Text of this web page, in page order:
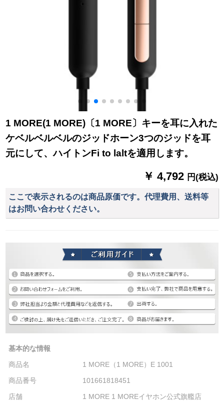
1 MORE(1 MORE)〔1 MORE〕キーを耳に入れた
ケベルベルベルのジッドホーン3つのジッドを耳
元にして、ハイトンFi to laltを適用します。
￥ 4,792 円(税込)
ここで表示されるのは商品原価です。代理費用、送料等
はお問い合わせください。
基本的な情報
商品名
1 MORE（1 MORE）E 1001
商品番号
101661818451
店舗
1 MORE 1 MOREイヤホン公式旗艦店